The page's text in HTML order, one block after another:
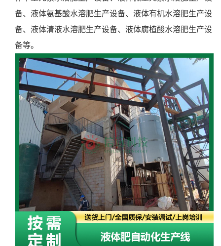
备、液体氨基酸水溶肥生产设备、液体有机水溶肥生产设
备、液体清液水溶肥生产设备、液体腐植酸水溶肥生产设
备等。